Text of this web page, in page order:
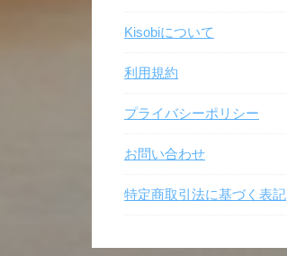
Kisobiについて
利用規約
プライバシーポリシー
お問い合わせ
特定商取引法に基づく表記